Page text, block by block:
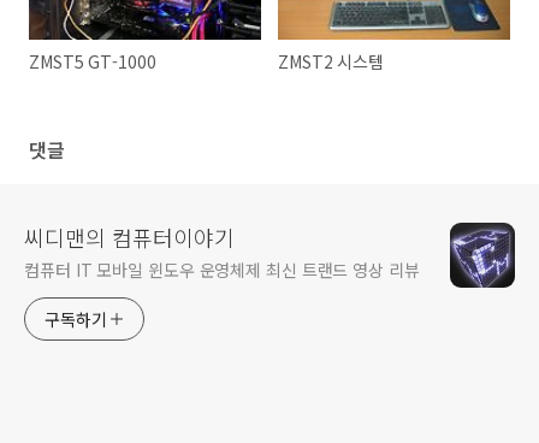
ZMST5 GT-1000 ZMST2 시스템
댓글
씨디맨의 컴퓨터이야기
컴퓨터 IT 모바일 윈도우 운영체제 최신 트랜드 영상 리뷰
구독하기